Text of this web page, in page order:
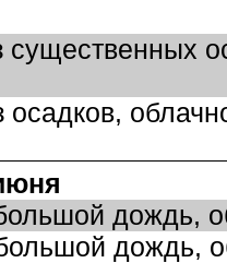
дождь,
дождь,